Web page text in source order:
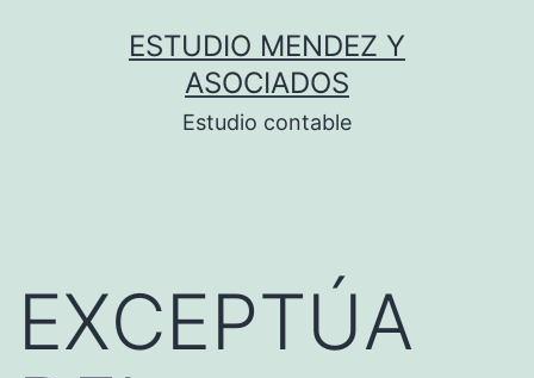
ESTUDIO MENDEZ Y
ASOCIADOS
Estudio contable
EXCEPTÚA